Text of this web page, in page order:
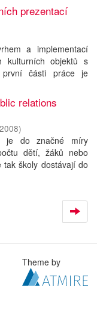
prezentací
a implementací
kulturních objektů s
první části práce je
relations
2008)
je do značné míry
dětí, žáků nebo
školy dostávají do
Theme by